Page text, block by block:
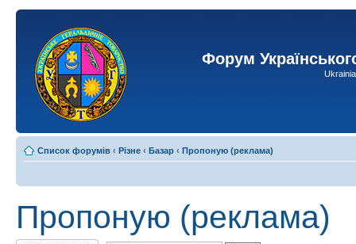
Форум
Список форумів ‹ Різне ‹ Базар ‹ Пропоную (реклама)
Пропоную (реклама)